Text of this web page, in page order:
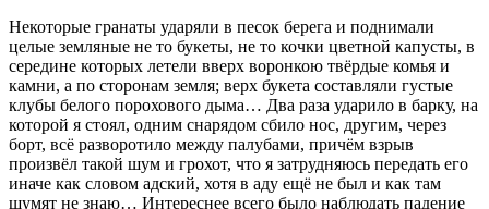
Некоторые гранаты ударяли в песок берега и поднимали
целые земляные не то букеты, не то кочки цветной капусты, в
середине которых летели вверх воронкою твёрдые комья и
камни, а по сторонам земля; верх букета составляли густые
клубы белого порохового дыма… Два раза ударило в барку, на
которой я стоял, одним снарядом сбило нос, другим, через
борт, всё разворотило между палубами, причём взрыв
произвёл такой шум и грохот, что я затрудняюсь передать его
иначе как словом адский, хотя в аду ещё не был и как там
шумят не знаю… Интереснее всего было наблюдать падение